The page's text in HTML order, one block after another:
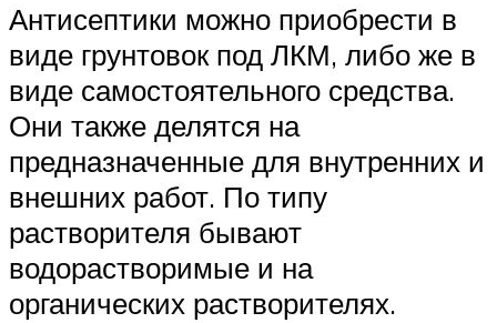
Антисептики можно приобрести в
виде грунтовок под ЛКМ, либо же в
виде самостоятельного средства.
Они также делятся на
предназначенные для внутренних и
внешних работ. По типу
растворителя бывают
водорастворимые и на
органических растворителях.